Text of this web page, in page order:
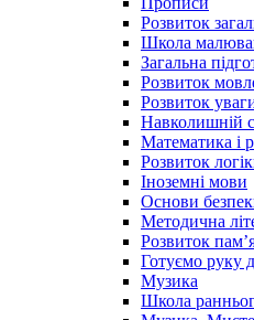
Розвиток
Школа
Загальна
Розвиток
Розвиток
Навколишній
Математика і
Розвиток
Іноземні мови
Основи
Методична
Розвиток
Готуємо руку
Музика
Школа